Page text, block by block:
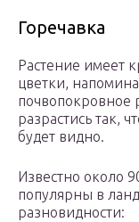
Горечавка
Растение имеет
цветки,
почвопокровное
разрастись так,
будет видно.
Известно около
популярны в
разновидности: